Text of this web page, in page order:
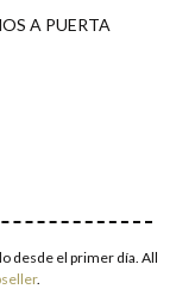
A PUERTA
desde el primer día. All
.